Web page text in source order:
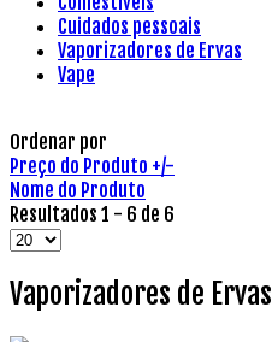
Cuidados pessoais
Vaporizadores de Ervas
Vape
Ordenar por
Preço do Produto +/-
Nome do Produto
Resultados 1 - 6 de 6
Vaporizadores de Ervas